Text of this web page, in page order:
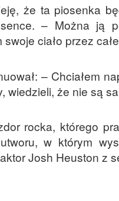
że ta piosenka
– Można ją
swoje ciało przez
– Chciałem
wiedzieli, że nie są
rocka, którego
w którym
Josh Heuston z